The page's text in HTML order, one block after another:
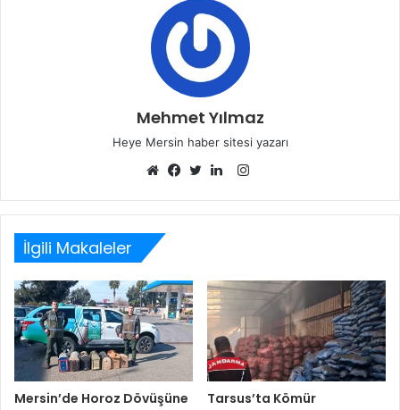
Mehmet Yılmaz
Heye Mersin haber sitesi yazarı
sitesi
Instagram
İlgili Makaleler
Mersin’de Horoz Dövüşüne
Tarsus’ta Kömür